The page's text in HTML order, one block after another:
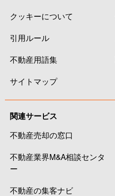
クッキーについて
引用ルール
不動産用語集
サイトマップ
関連サービス
不動産売却の窓口
不動産業界M&A相談センタ
ー
不動産の集客ナビ